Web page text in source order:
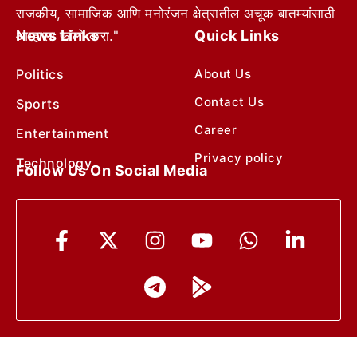
राजकीय, सामाजिक आणि मनोरंजन क्षेत्रातील अचूक बातम्यांसाठी
आम्हाला फॉलो करा."
News Links
Politics
Sports
Entertainment
Technology
Quick Links
About Us
Contact Us
Career
Privacy policy
Follow Us On Social Media